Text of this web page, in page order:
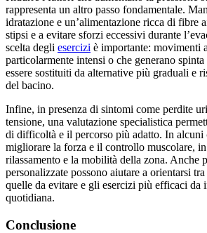
rappresenta un altro passo fondamentale.
idratazione e un’alimentazione ricca di fibre
stipsi e a evitare sforzi eccessivi durante
scelta degli esercizi è importante: movimenti
particolarmente intensi o che generano
essere sostituiti da alternative più graduali e
del bacino.
Infine, in presenza di sintomi come perdite
tensione, una valutazione specialistica
di difficoltà e il percorso più adatto. In alcuni
migliorare la forza e il controllo muscolare,
rilassamento e la mobilità della zona. Anche
personalizzate possono aiutare a orientarsi
quelle da evitare e gli esercizi più efficaci da
quotidiana.
Conclusione